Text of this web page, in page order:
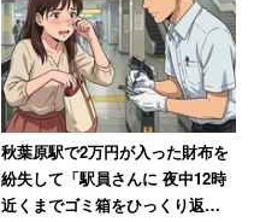
秋葉原駅で2万円が入った財布を
紛失して「駅員さんに 夜中12時
近くまでゴミ箱をひっくり返し